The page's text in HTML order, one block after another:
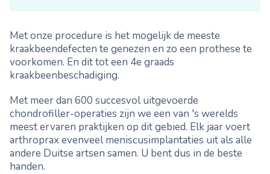
Met onze procedure is het mogelijk de meeste
kraakbeendefecten te genezen en zo een prothese te
voorkomen. En dit tot een 4e graads
kraakbeenbeschadiging.
Met meer dan 600 succesvol uitgevoerde
chondrofiller-operaties zijn we een van 's werelds
meest ervaren praktijken op dit gebied. Elk jaar voert
arthroprax evenveel meniscusimplantaties uit als alle
andere Duitse artsen samen. U bent dus in de beste
handen.